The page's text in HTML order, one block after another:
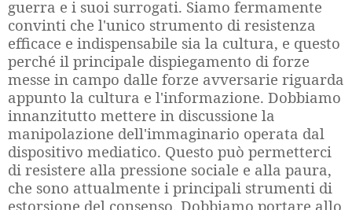
guerra e i suoi surrogati. Siamo fermamente
convinti che l'unico strumento di resistenza
efficace e indispensabile sia la cultura, e questo
perché il principale dispiegamento di forze
messe in campo dalle forze avversarie riguarda
appunto la cultura e l'informazione. Dobbiamo
innanzitutto mettere in discussione la
manipolazione dell'immaginario operata dal
dispositivo mediatico. Questo può permetterci
di resistere alla pressione sociale e alla paura,
che sono attualmente i principali strumenti di
estorsione del consenso. Dobbiamo portare allo